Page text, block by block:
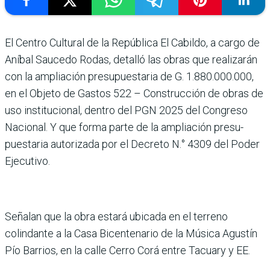
El Centro Cultural de la República El Cabildo, a cargo de
Aníbal Sau­cedo Rodas, detalló las obras que realizarán
con la amplia­ción presupuestaria de G. 1.880.000.000,
en el Objeto de Gastos 522 – Construcción de obras de
uso institucional, dentro del PGN 2025 del Con­greso
Nacional. Y que forma parte de la ampliación presu­
puestaria autorizada por el Decreto N.° 4309 del Poder
Ejecutivo.
Señalan que la obra estará ubi­cada en el terreno
colindante a la Casa Bicentenario de la Música Agustín
Pío Barrios, en la calle Cerro Corá entre Tacuary y EE.